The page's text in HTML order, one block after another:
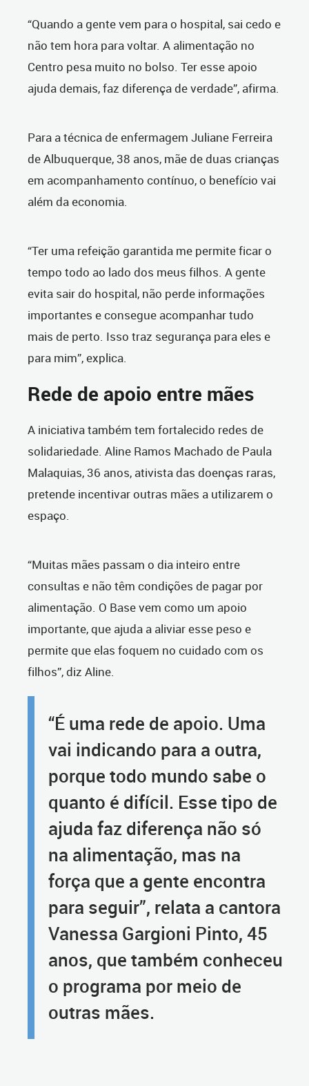
“Quando a gente vem para o hospital, sai cedo e
não tem hora para voltar. A alimentação no
Centro pesa muito no bolso. Ter esse apoio
ajuda demais, faz diferença de verdade”, afirma.
Para a técnica de enfermagem Juliane Ferreira
de Albuquerque, 38 anos, mãe de duas crianças
em acompanhamento contínuo, o benefício vai
além da economia.
“Ter uma refeição garantida me permite ficar o
tempo todo ao lado dos meus filhos. A gente
evita sair do hospital, não perde informações
importantes e consegue acompanhar tudo
mais de perto. Isso traz segurança para eles e
para mim”, explica.
Rede de apoio entre mães
A iniciativa também tem fortalecido redes de
solidariedade. Aline Ramos Machado de Paula
Malaquias, 36 anos, ativista das doenças raras,
pretende incentivar outras mães a utilizarem o
espaço.
“Muitas mães passam o dia inteiro entre
consultas e não têm condições de pagar por
alimentação. O Base vem como um apoio
importante, que ajuda a aliviar esse peso e
permite que elas foquem no cuidado com os
filhos”, diz Aline.
“É uma rede de apoio. Uma
vai indicando para a outra,
porque todo mundo sabe o
quanto é difícil. Esse tipo de
ajuda faz diferença não só
na alimentação, mas na
força que a gente encontra
para seguir”, relata a cantora
Vanessa Gargioni Pinto, 45
anos, que também conheceu
o programa por meio de
outras mães.